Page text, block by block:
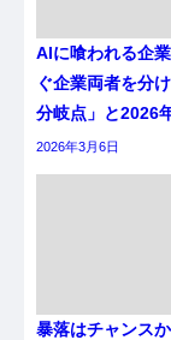
AIに喰われる企
ぐ企業両者を分
分岐点」と2026
2026年3月6日
暴落はチャンス